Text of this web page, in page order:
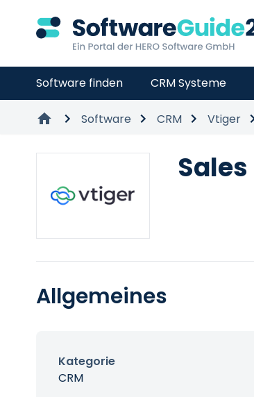
Software finden CRM Systeme
Software CRM Vtiger
Sales
Allgemeines
Kategorie
CRM